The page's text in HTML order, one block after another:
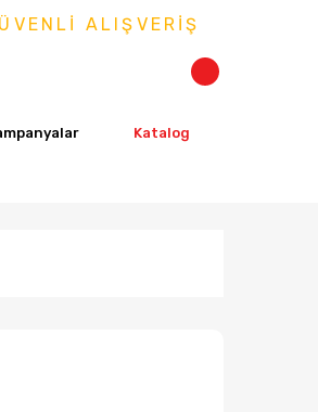
ALIŞVERİŞ
Katalog